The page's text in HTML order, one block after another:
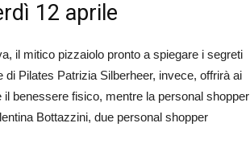
12 aprile
il mitico pizzaiolo pronto a spiegare i segreti
Pilates Patrizia Silberheer, invece, offrirà ai
benessere fisico, mentre la personal shopper
Bottazzini, due personal shopper